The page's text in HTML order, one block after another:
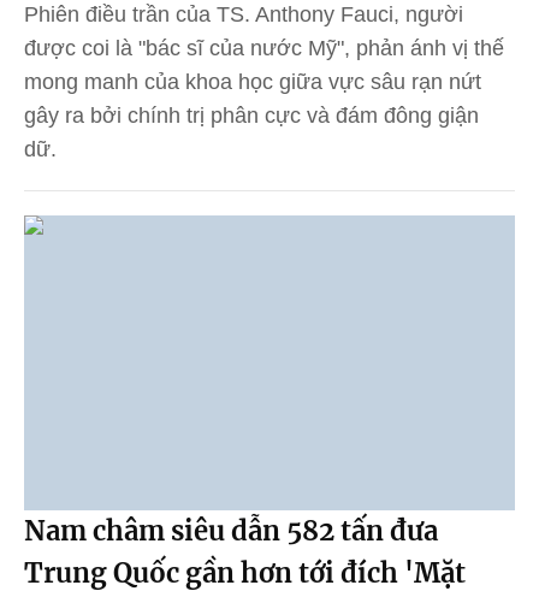
Phiên điều trần của TS. Anthony Fauci, người
được coi là "bác sĩ của nước Mỹ", phản ánh vị thế
mong manh của khoa học giữa vực sâu rạn nứt
gây ra bởi chính trị phân cực và đám đông giận
dữ.
Nam châm siêu dẫn 582 tấn đưa
Trung Quốc gần hơn tới đích 'Mặt